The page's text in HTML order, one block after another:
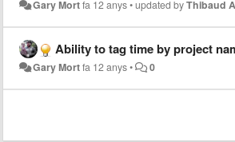
Gary Mortfa 12 anys•updated byThibaud
Ability to tag time by project name in addition to
Gary Mortfa 12 anys• 0